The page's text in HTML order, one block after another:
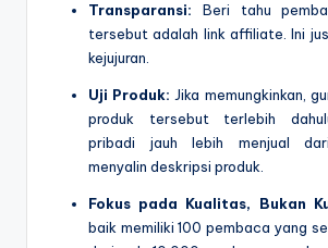
Transparansi: Beri tahu
tersebut adalah link affiliate. Ini
kejujuran.
Uji Produk: Jika memungkinkan,
produk tersebut terlebih
pribadi jauh lebih menjual
menyalin deskripsi produk.
Fokus pada Kualitas, Bukan
baik memiliki 100 pembaca yang